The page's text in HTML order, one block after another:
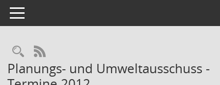
Toggle navigation
Rechercheauswahl
RSS-Feed
Planungs- und Umweltausschuss -